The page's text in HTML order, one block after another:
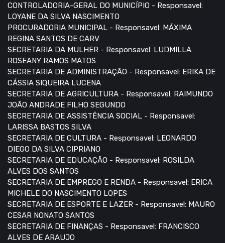
CONTROLADORIA-GERAL DO MUNICÍPIO - Responsavel:
LOYANE DA SILVA NASCIMENTO
PROCURADORIA MUNICIPAL - Responsavel: MÁXIMA
REGINA SANTOS DE CARV
SECRETARIA DA MULHER - Responsavel: LUDMILLA
ROSEANY RAMOS MATOS
SECRETARIA DE ADMINISTRAÇÃO - Responsavel: ERIKA DE
CÁSSIA SIQUEIRA LUCENA
SECRETARIA DE AGRICULTURA - Responsavel: RAIMUNDO
JOÃO ANDRADE FILHO SEGUNDO
SECRETARIA DE ASSISTÊNCIA SOCIAL - Responsavel:
LARISSA BASTOS SILVA
SECRETARIA DE CULTURA - Responsavel: LEONARDO
DIEGO DA SILVA CIPRIANO
SECRETARIA DE EDUCAÇÃO - Responsavel: ROSILDA
ALVES DOS SANTOS
SECRETARIA DE EMPREGO E RENDA - Responsavel: ERICA
MICHELE DO NASCIMENTO LOPES
SECRETARIA DE ESPORTE E LAZER - Responsavel: MAURO
CESAR NONATO SANTOS
SECRETARIA DE FINANÇAS - Responsavel: FRANCISCO
ALVES DE ARAUJO